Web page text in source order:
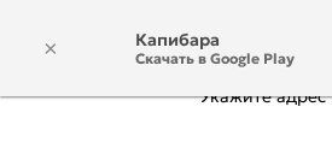
Укажите адрес
× Капибара
Скачать в Google Play